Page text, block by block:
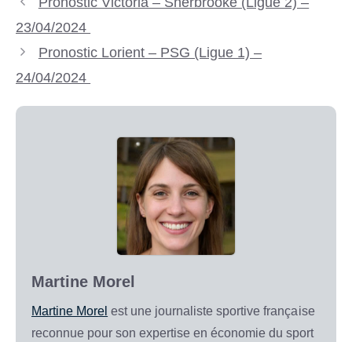
23/04/2024
Pronostic Lorient – PSG (Ligue 1) –
24/04/2024
Martine Morel
Martine Morel est une journaliste sportive française
reconnue pour son expertise en économie du sport